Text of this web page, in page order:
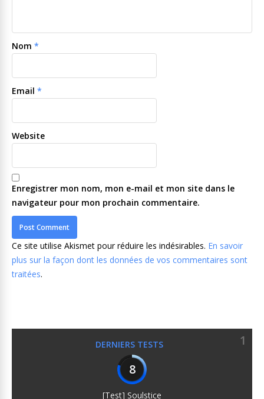
Nom *
Email *
Website
Enregistrer mon nom, mon e-mail et mon site dans le
navigateur pour mon prochain commentaire.
Ce site utilise Akismet pour réduire les indésirables. En savoir
plus sur la façon dont les données de vos commentaires sont
traitées.
DERNIERS TESTS
1
8
[Test] Soulstice